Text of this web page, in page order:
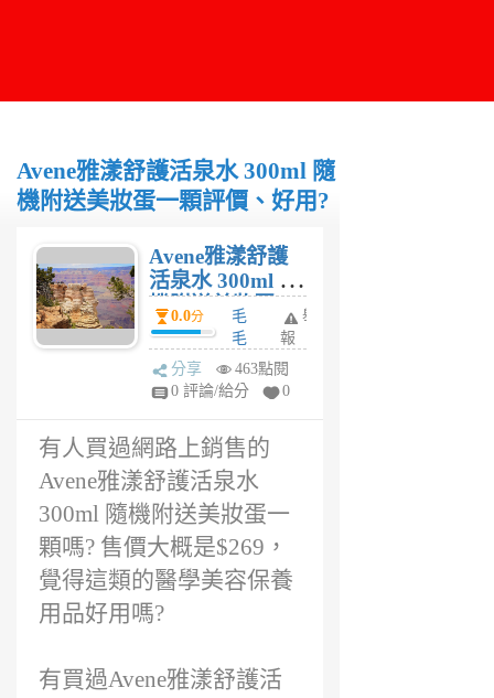
Avene雅漾舒護活泉水 300ml 隨
機附送美妝蛋一顆評價、好用?
Avene雅漾舒護
活泉水 300ml 隨
機附送美妝蛋一
顆評價、好用?
0.0分
毛
毛
3
年
舉
報
分享
463點閱
0 評論/給分
0
有人買過網路上銷售的
Avene雅漾舒護活泉水
300ml 隨機附送美妝蛋一
顆嗎? 售價大概是$269，
覺得這類的醫學美容保養
用品好用嗎?
有買過Avene雅漾舒護活